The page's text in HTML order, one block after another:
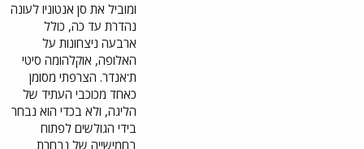
ומוביל את סן אנטוניו לעונה
נהדרת עד כה, כולל
ארבעה ניצחונות על
האלופה, אוקלהומה סיטי
ת'אנדר. הצרפתי מסומן
כאחד מכוכבי העתיד של
הליגה, ולא בכדי הוא נבחר
בידי הגולשים לפתוח
בחמישייה של נבחרת